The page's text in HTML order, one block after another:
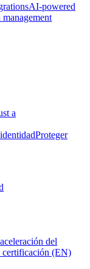
AI-powered
a
Proteger
del
certificación (EN)